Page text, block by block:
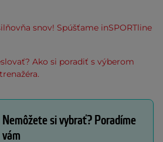
snov! Spúšťame inSPORTline
Ako si poradiť s výberom
Nemôžete si vybrať? Poradíme
vám